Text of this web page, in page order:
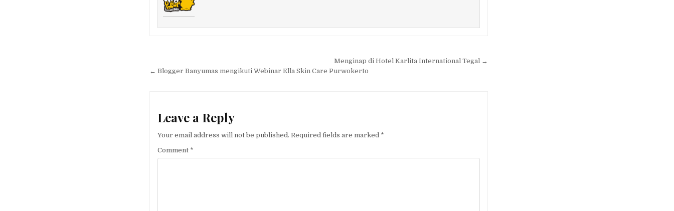
Menginap di Hotel Karlita International Tegal →
← Blogger Banyumas mengikuti Webinar Ella Skin Care Purwokerto
Leave a Reply
Your email address will not be published. Required fields are marked *
Comment *